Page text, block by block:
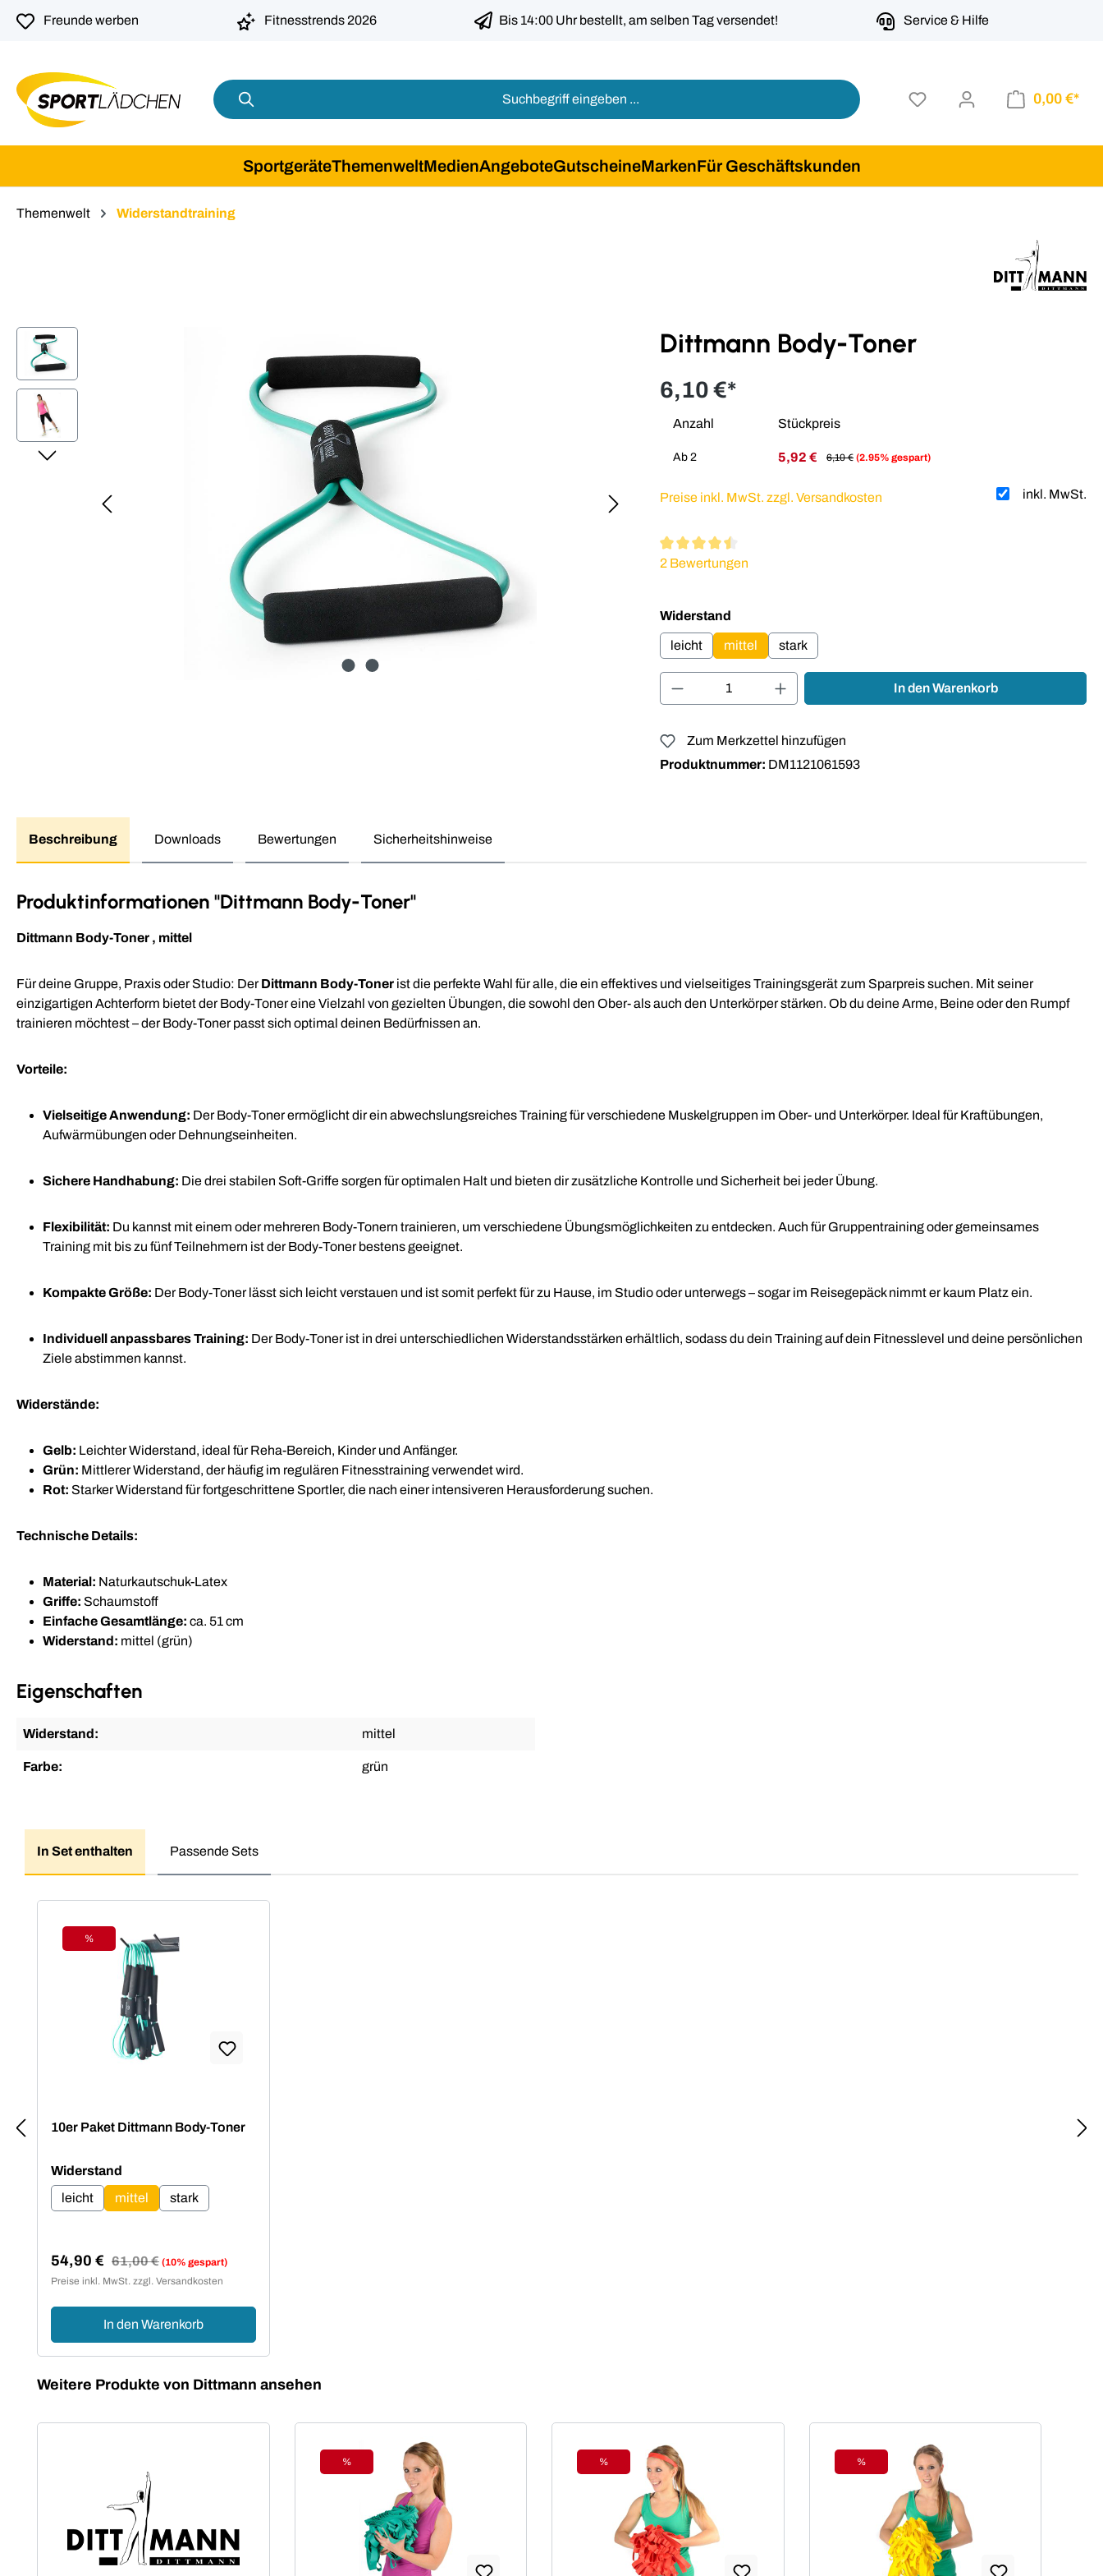
Zur Hauptnavigation springen
Freunde werben Fitnesstrends 2026 Bis 14:00 Uhr bestellt, am selben Tag versendet! Service & Hilfe
0,00 €*
SportgeräteThemenweltMedienAngeboteGutscheineMarkenFür Geschäftskunden
Themenwelt Widerstandtraining
Bildergalerie überspringen Dittmann Body-Toner
6,10 €*
Anzahl Stückpreis
Ab 2 5,92 € 6,10 € (2.95% gespart)
inkl. MwSt.
Preise inkl. MwSt. zzgl. Versandkosten
Durchschnittliche Bewertung von 4.5 von 5 Sternen
2 Bewertungen
Widerstand
leicht mittel stark
Produkt Anzahl: Gib den gewünschten Wert ein
In den Warenkorb
Zum Merkzettel hinzufügen
Produktnummer: DM1121061593
Beschreibung Downloads Bewertungen Sicherheitshinweise
Produktinformationen "Dittmann Body-Toner"
Dittmann Body-Toner , mittel
Für deine Gruppe, Praxis oder Studio: DerDittmann Body-Toner ist die perfekte Wahl für alle, die ein effektives und vielseitiges Trainingsgerät zum Sparpreis suchen. Mit seiner
einzigartigen Achterform bietet der Body-Toner eine Vielzahl von gezielten Übungen, die sowohl den Ober- als auch den Unterkörper stärken. Ob du deine Arme, Beine oder den Rumpf
trainieren möchtest – der Body-Toner passt sich optimal deinen Bedürfnissen an.
Vorteile:
Vielseitige Anwendung: Der Body-Toner ermöglicht dir ein abwechslungsreiches Training für verschiedene Muskelgruppen im Ober- und Unterkörper. Ideal für Kraftübungen,
Aufwärmübungen oder Dehnungseinheiten.
Sichere Handhabung: Die drei stabilen Soft-Griffe sorgen für optimalen Halt und bieten dir zusätzliche Kontrolle und Sicherheit bei jeder Übung.
Flexibilität: Du kannst mit einem oder mehreren Body-Tonern trainieren, um verschiedene Übungsmöglichkeiten zu entdecken. Auch für Gruppentraining oder gemeinsames
Training mit bis zu fünf Teilnehmern ist der Body-Toner bestens geeignet.
Kompakte Größe: Der Body-Toner lässt sich leicht verstauen und ist somit perfekt für zu Hause, im Studio oder unterwegs – sogar im Reisegepäck nimmt er kaum Platz ein.
Individuell anpassbares Training: Der Body-Toner ist in drei unterschiedlichen Widerstandsstärken erhältlich, sodass du dein Training auf dein Fitnesslevel und deine persönlichen
Ziele abstimmen kannst.
Widerstände:
Gelb: Leichter Widerstand, ideal für Reha-Bereich, Kinder und Anfänger.
Grün: Mittlerer Widerstand, der häufig im regulären Fitnesstraining verwendet wird.
Rot: Starker Widerstand für fortgeschrittene Sportler, die nach einer intensiveren Herausforderung suchen.
Technische Details:
Material: Naturkautschuk-Latex
Griffe: Schaumstoff
Einfache Gesamtlänge: ca. 51 cm
Widerstand: mittel (grün)
Eigenschaften
Widerstand: mittel
Farbe: grün
In Set enthalten Passende Sets
Rabatt
%
10er Paket Dittmann Body-Toner
Widerstand
leicht
mittel stark
Verkaufspreis:
54,90 € Regulärer Preis:
61,00 € (10% gespart)
Preise inkl. MwSt. zzgl. Versandkosten
In den Warenkorb
Produktgalerie überspringen
Weitere Produkte von Dittmann ansehen
Rabatt
%
Rabatt
%
Rabatt
%